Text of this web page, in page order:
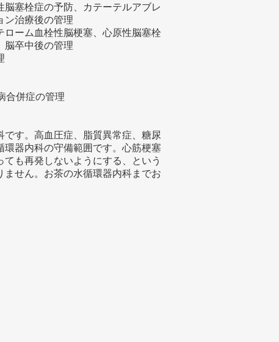
脳塞栓症の予防、カテーテルアブレ
ン治療後の管理
ローム血栓性脳梗塞、心原性脳塞栓
脳卒中後の管理
合併症の管理
す。高血圧症、脂質異常症、糖尿
器内科の守備範囲です。心筋梗塞
も再発しないようにする、という
せん。お茶の水循環器内科までお